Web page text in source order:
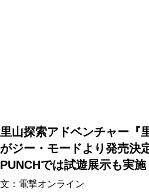
里山探索アドベンチャー『
がジー・モードより発売
PUNCHでは試遊展示も実施
文： 電撃オンライン